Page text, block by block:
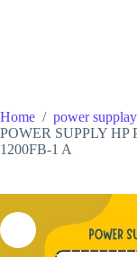
Home / power supplay
POWER SUPPLY HP
1200FB-1 A